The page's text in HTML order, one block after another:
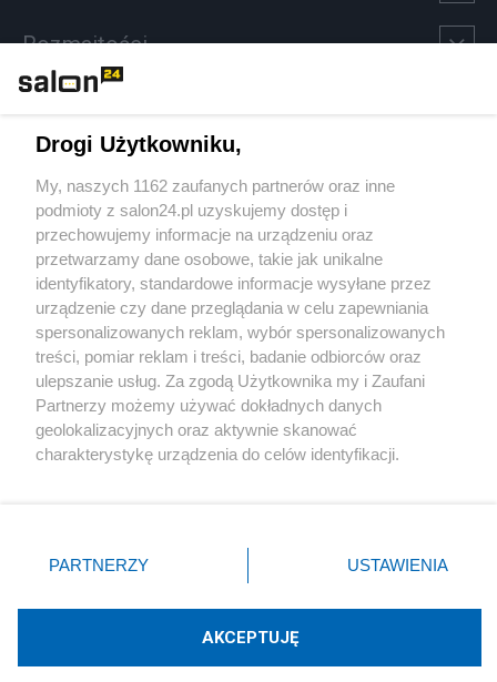
Rozmaitości
Sport
Społeczeństwo
Kultura
X Facebook Instagram Youtube
Technologię dostarcza:W3media.pl
Drogi Użytkowniku,
My, naszych 1162 zaufanych partnerów oraz inne
podmioty z salon24.pl uzyskujemy dostęp i
przechowujemy informacje na urządzeniu oraz
przetwarzamy dane osobowe, takie jak unikalne
identyfikatory, standardowe informacje wysyłane przez
urządzenie czy dane przeglądania w celu zapewniania
spersonalizowanych reklam, wybór spersonalizowanych
treści, pomiar reklam i treści, badanie odbiorców oraz
ulepszanie usług. Za zgodą Użytkownika my i Zaufani
Partnerzy możemy używać dokładnych danych
geolokalizacyjnych oraz aktywnie skanować
charakterystykę urządzenia do celów identyfikacji.
zmienić/wycofać klikając przycisk ustawień prywatności
znajdujący się w lewym dolnym rogu strony
rodzaje przetwarzania danych nie wymagają zgody
użytkownika, ale masz prawo sprzeciwić się takiemu
PARTNERZY USTAWIENIA
AKCEPTUJĘ